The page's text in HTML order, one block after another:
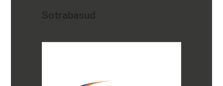
Sotrabasud